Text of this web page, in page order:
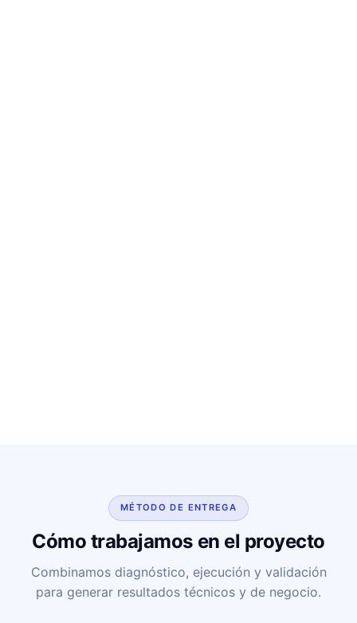
MÉTODO DE ENTREGA
Cómo trabajamos en el proyecto
Combinamos diagnóstico, ejecución y validación
para generar resultados técnicos y de negocio.